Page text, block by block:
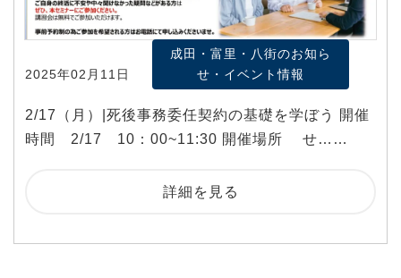
2025年02月11日
成田・富里・八街のお知ら
せ・イベント情報
2/17（月）|死後事務委任契約の基礎を学ぼう 開催
時間 2/17 10：00~11:30 開催場所 せ……
詳細を見る